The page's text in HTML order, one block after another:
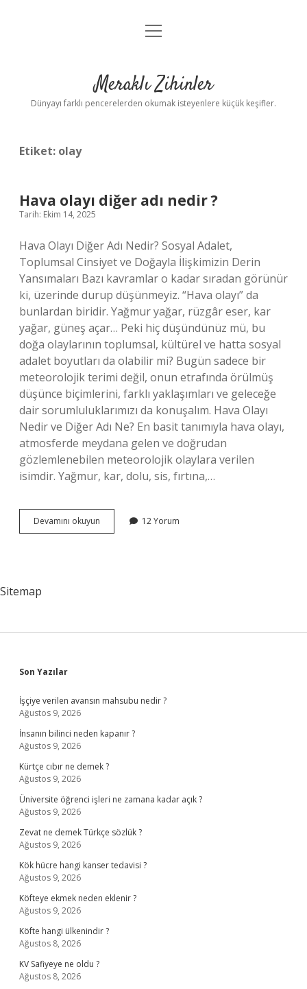
Anasayfa
Yasal Uyarı
menüyü
Meraklı Zihinler
Dünyayı farklı pencerelerden okumak isteyenlere küçük keşifler.
Etiket: olay
Hava olayı diğer adı nedir ?
Tarih: Ekim 14, 2025
Hava Olayı Diğer Adı Nedir? Sosyal Adalet,
Toplumsal Cinsiyet ve Doğayla İlişkimizin Derin
Yansımaları Bazı kavramlar o kadar sıradan görünür
ki, üzerinde durup düşünmeyiz. “Hava olayı” da
bunlardan biridir. Yağmur yağar, rüzgâr eser, kar
yağar, güneş açar… Peki hiç düşündünüz mü, bu
doğa olaylarının toplumsal, kültürel ve hatta sosyal
adalet boyutları da olabilir mi? Bugün sadece bir
meteorolojik terimi değil, onun etrafında örülmüş
düşünce biçimlerini, farklı yaklaşımları ve geleceğe
dair sorumluluklarımızı da konuşalım. Hava Olayı
Nedir ve Diğer Adı Ne? En basit tanımıyla hava olayı,
atmosferde meydana gelen ve doğrudan
gözlemlenebilen meteorolojik olaylara verilen
isimdir. Yağmur, kar, dolu, sis, fırtına,…
Devamını okuyun
olayı
12 Yorum
Sitemap
Sidebar
Son Yazılar
İşçiye verilen avansın mahsubu nedir ?
Ağustos 9, 2026
İnsanın bilinci neden kapanır ?
Ağustos 9, 2026
Kürtçe cıbır ne demek ?
Ağustos 9, 2026
Üniversite öğrenci işleri ne zamana kadar açık ?
Ağustos 9, 2026
Zevat ne demek Türkçe sözlük ?
Ağustos 9, 2026
Kök hücre hangi kanser tedavisi ?
Ağustos 9, 2026
Köfteye ekmek neden eklenir ?
Ağustos 9, 2026
Köfte hangi ülkenindir ?
Ağustos 8, 2026
KV Safiyeye ne oldu ?
Ağustos 8, 2026